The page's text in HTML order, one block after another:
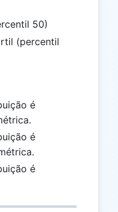
50)
(percentil
é
é
é